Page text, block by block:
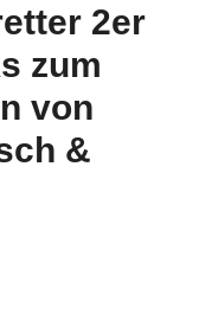
2er
zum
von
&